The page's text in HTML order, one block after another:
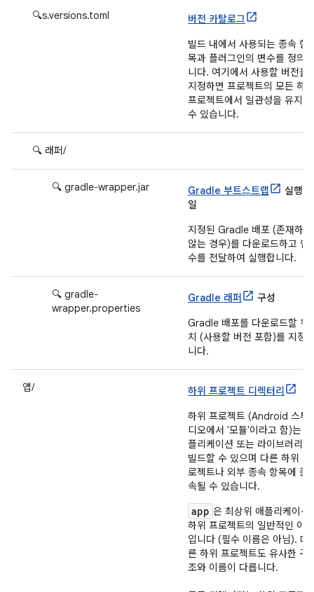
🔍s.versions.toml
버전 카탈로그
빌드 내에서 사용되는 종속 항
목과 플러그인의 변수를 정의합
니다. 여기에서 사용할 버전을
지정하면 프로젝트의 모든 하위
프로젝트에서 일관성을 유지할
수 있습니다.
🔍 래퍼/
🔍 gradle‐wrapper.jar Gradle 부트스트랩
실행 파
일
지정된 Gradle 배포 (존재하지
않는 경우)를 다운로드하고 인
수를 전달하여 실행합니다.
🔍 gradle‐
wrapper.properties
Gradle 래퍼
구성
Gradle 배포를 다운로드할 위
치 (사용할 버전 포함)를 지정
니다.
앱/
하위 프로젝트 디렉터리
하위 프로젝트 (Android 스튜
디오에서 '모듈'이라고 함)는 애
플리케이션 또는 라이브러리를
빌드할 수 있으며 다른 하위 프
로젝트나 외부 종속 항목에 종
속될 수 있습니다.
app 은 최상위 애플리케이션
하위 프로젝트의 일반적인 이름
입니다 (필수 이름은 아님). 다
른 하위 프로젝트도 유사한 구
조와 이름이 다릅니다.